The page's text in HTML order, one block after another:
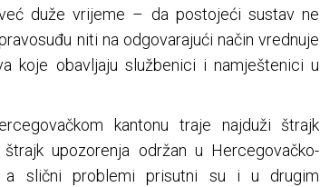
duže vrijeme – da postojeći sustav ne
niti na odgovarajući način vrednuje
koje obavljaju službenici i namještenici u
kantonu traje najduži štrajk
upozorenja održan u Hercegovačko-
a slični problemi prisutni su i u drugim